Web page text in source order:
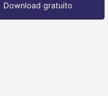
Download gratuito